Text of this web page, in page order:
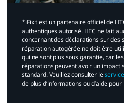
*iFixit est un partenaire officiel de
authentiques autorisé. HTC ne fait
concernant des déclarations sur des
réparation autogérée ne doit être
qui ne sont plus sous garantie, car
réparations peuvent avoir un impact
standard. Veuillez consulter le
de plus d’informations ou d’aide